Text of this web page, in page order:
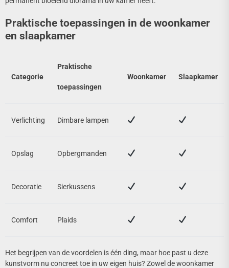
Praktische toepassingen in de woonkamer
en slaapkamer
Categorie
Praktische
toepassingen
Woonkamer Slaapkamer
Verlichting Dimbare lampen
Opslag Opbergmanden
Decoratie Sierkussens
Comfort Plaids
Het begrijpen van de voordelen is één ding, maar hoe past u deze
kunstvorm nu concreet toe in uw eigen huis? Zowel de woonkamer